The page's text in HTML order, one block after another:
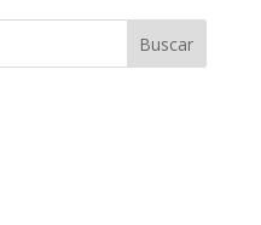
Buscar